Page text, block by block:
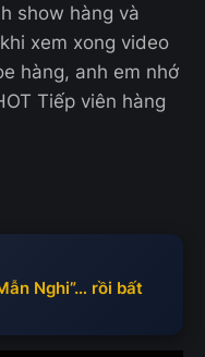
show hàng và
xem xong video
hàng, anh em nhớ
Tiếp viên hàng
Nghi”… rồi bất